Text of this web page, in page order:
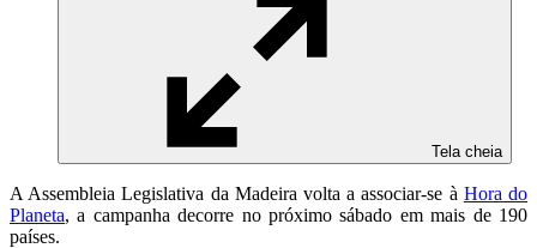
Tela cheia
A Assembleia Legislativa da Madeira volta a associar-se à Hora do
Planeta, a campanha decorre no próximo sábado em mais de 190
países.